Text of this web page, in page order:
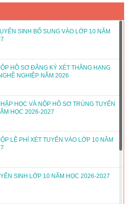
SINH BỔ SUNG VÀO LỚP 10 NĂM
HỒ SƠ ĐĂNG KÝ XÉT THĂNG HẠNG
NGHIỆP NĂM 2026
HỌC VÀ NỘP HỒ SƠ TRÚNG TUYỂN
HỌC 2026-2027
LỆ PHÍ XÉT TUYỂN VÀO LỚP 10 NĂM
SINH LỚP 10 NĂM HỌC 2026-2027